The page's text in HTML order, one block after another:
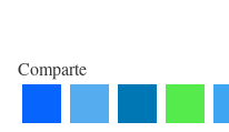
Comparte